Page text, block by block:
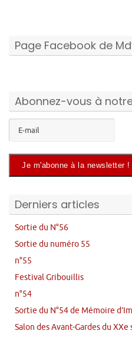
Page Facebook de
Abonnez-vous à
Derniers articles
Sortie du N°56
Sortie du numéro 55
n°55
Festival Gribouillis
n°54
Sortie du N°54 de Mémoire
Salon des Avant-Gardes du XXe